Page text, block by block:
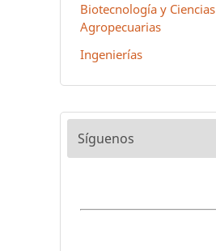
Biotecnología y Ciencias
Agropecuarias
Ingenierías
Síguenos